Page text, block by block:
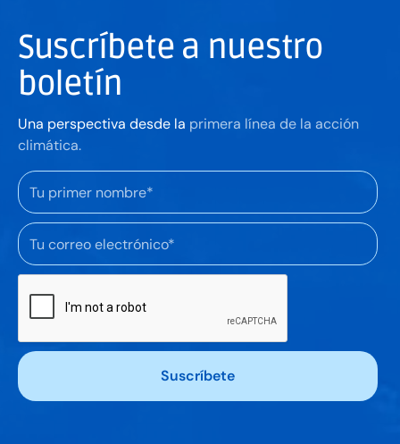
Suscríbete a nuestro
boletín
Una perspectiva desde la primera línea de la acción
climática.